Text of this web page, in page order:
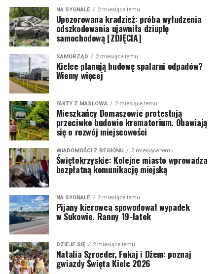
NA SYGNALE 2 miesiące temu
Upozorowana kradzież: próba wyłudzenia
odszkodowania ujawniła dziuplę
samochodową [ZDJĘCIA]
SAMORZĄD 2 miesiące temu
Kielce planują budowę spalarni odpadów?
Wiemy więcej
FAKTY Z MASŁOWA 2 miesiące temu
Mieszkańcy Domaszowic protestują
przeciwko budowie krematorium. Obawiają
się o rozwój miejscowości
WIADOMOŚCI Z REGIONU 2 miesiące temu
Świętokrzyskie: Kolejne miasto wprowadza
bezpłatną komunikację miejską
NA SYGNALE 2 miesiące temu
Pijany kierowca spowodował wypadek
w Sukowie. Ranny 19-latek
DZIEJE SIĘ 2 miesiące temu
Natalia Szroeder, Fukaj i Dżem: poznaj
gwiazdy Święta Kielc 2026